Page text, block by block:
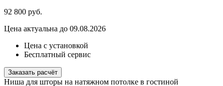
92 800 руб.
Цена актуальна до 09.08.2026
Цена с установкой
Бесплатный сервис
Заказать расчёт
Ниша для шторы на натяжном потолке в гостиной